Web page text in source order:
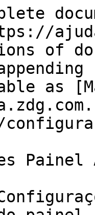
of
as
Painel